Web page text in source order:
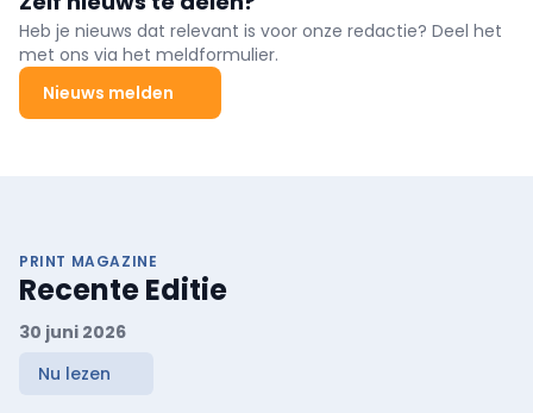
Heb je nieuws dat relevant is voor onze redactie? Deel het
met ons via het meldformulier.
Nieuws melden
PRINT MAGAZINE
Recente Editie
30 juni 2026
Nu lezen